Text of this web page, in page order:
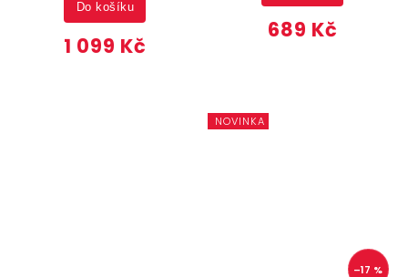
1 099 Kč
Do košíku
689 Kč
NOVINKA
–17 %